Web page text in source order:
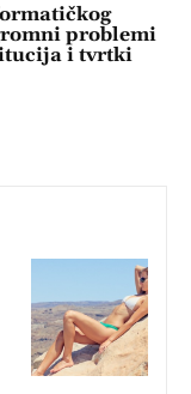
problemi
i tvrtki